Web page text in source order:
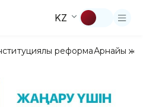
KZ
реформаАрнайы